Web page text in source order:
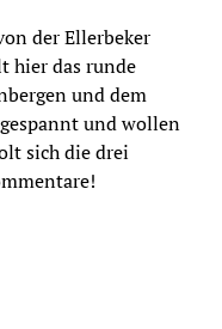
der Ellerbeker
hier das runde
und dem
und wollen
sich die drei